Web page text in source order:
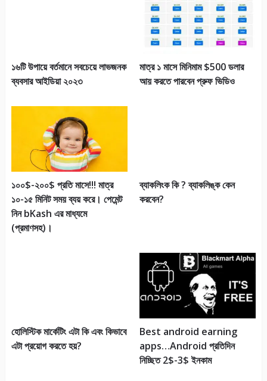
১৬টি উপায়ে বর্তমানে সবচেয়ে লাভজনক
ব্যবসার আইডিয়া ২০২৩
মাত্র ১ মাসে মিনিমাম $500 ডলার
আয় করতে পারবেন প্রুফ ভিডিও
১০০$-২০০$ প্রতি মাসে!!! মাত্র
১০-১৫ মিনিট সময় ব্যয় করে। পেমেন্ট
নিন bKash এর মাধ্যমে
(প্রমাণসহ)।
করবেন?
হোলিস্টিক মার্কেটিং এটা কি এবং কিভাবে
এটা প্রয়োগ করতে হয়?
Best android earning
apps…Android প্রতিদিন
নিচ্ছিত 2$-3$ ইনকাম